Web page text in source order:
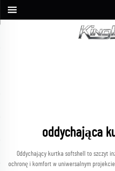
oddychająca
Oddychający kurtka softshell to szczyt
ochronę i komfort w uniwersalnym